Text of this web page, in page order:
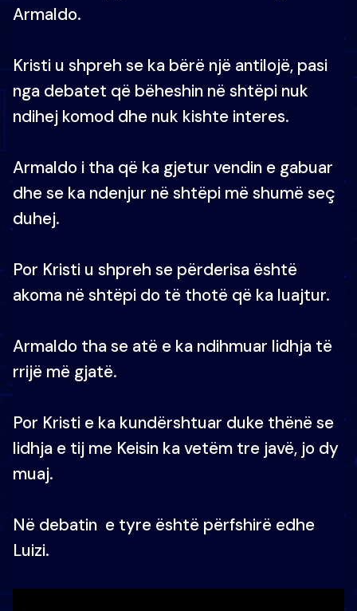
Armaldo.
Kristi u shpreh se ka bërë një antilojë, pasi
nga debatet që bëheshin në shtëpi nuk
ndihej komod dhe nuk kishte interes.
Armaldo i tha që ka gjetur vendin e gabuar
dhe se ka ndenjur në shtëpi më shumë seç
duhej.
Por Kristi u shpreh se përderisa është
akoma në shtëpi do të thotë që ka luajtur.
Armaldo tha se atë e ka ndihmuar lidhja të
rrijë më gjatë.
Por Kristi e ka kundërshtuar duke thënë se
lidhja e tij me Keisin ka vetëm tre javë, jo dy
muaj.
Në debatin e tyre është përfshirë edhe
Luizi.